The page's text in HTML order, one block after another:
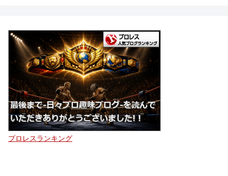
プロレスランキング